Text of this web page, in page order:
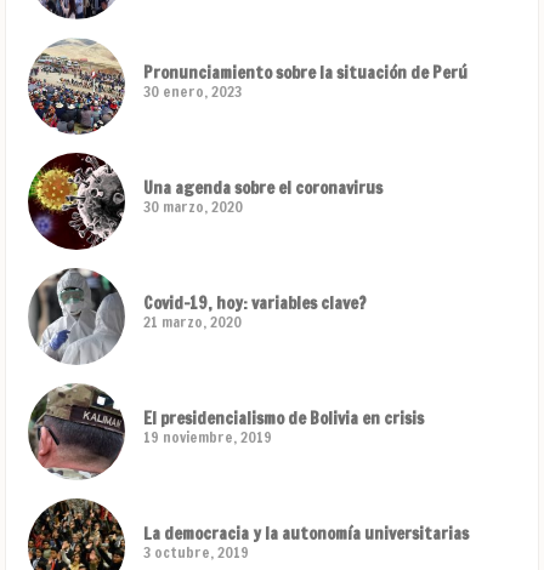
Pronunciamiento sobre la situación de Perú
30 enero, 2023
Una agenda sobre el coronavirus
30 marzo, 2020
Covid-19, hoy: variables clave?
21 marzo, 2020
El presidencialismo de Bolivia en crisis
19 noviembre, 2019
La democracia y la autonomía universitarias
3 octubre, 2019